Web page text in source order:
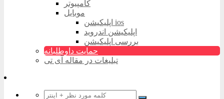
کامپیوتر
موبایل
اپلیکیشن ios
اپلیکیشن اندروید
بررسی اپلیکیشن
حمایت داوطلبانه
تبلیغات در مقاله آی تی